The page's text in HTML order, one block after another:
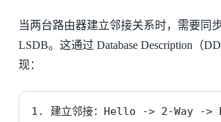
当两台路由器建立邻接关系时，需要同
LSDB。这通过 Database Description（
现：
1. 建立邻接：Hello -> 2-Way -